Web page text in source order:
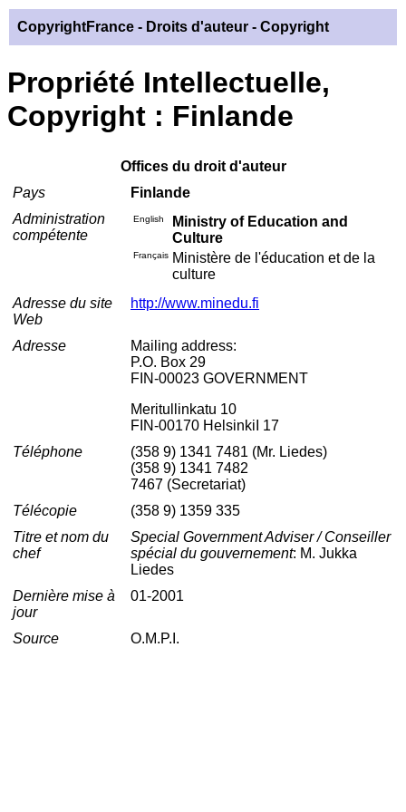
CopyrightFrance - Droits d'auteur - Copyright
Propriété Intellectuelle,
Copyright : Finlande
Offices du droit d'auteur
Pays
Finlande
Administration
compétente
English
Ministry of Education and
Culture
Français Ministère de l'éducation et de la
culture
Adresse du site
Web
http://www.minedu.fi
Adresse
Mailing address:
P.O. Box 29
FIN-00023 GOVERNMENT
Meritullinkatu 10
FIN-00170 HelsinkiI 17
Téléphone
(358 9) 1341 7481 (Mr. Liedes)
(358 9) 1341 7482
7467 (Secretariat)
Télécopie
(358 9) 1359 335
Titre et nom du
chef
Special Government Adviser / Conseiller
spécial du gouvernement: M. Jukka
Liedes
Dernière mise à
jour
01-2001
Source O.M.P.I.